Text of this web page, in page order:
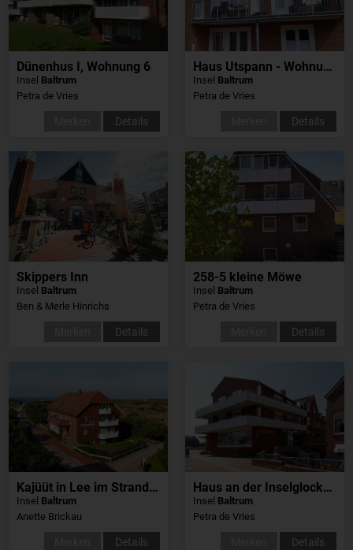
Dünenhus I, Wohnung 6
Insel Baltrum
Petra de Vries
Details
Haus Utspann - Wohnung 5
Insel Baltrum
Petra de Vries
Details
Skippers Inn
Insel Baltrum
Ben & Merle Hinrichs
Details
258-5 kleine Möwe
Insel Baltrum
Petra de Vries
Details
Kajüüt in Lee im Strandschlösschen
Insel Baltrum
Anette Brickau
Details
Haus an der Inselglocke, Whg18
Insel Baltrum
Petra de Vries
Details